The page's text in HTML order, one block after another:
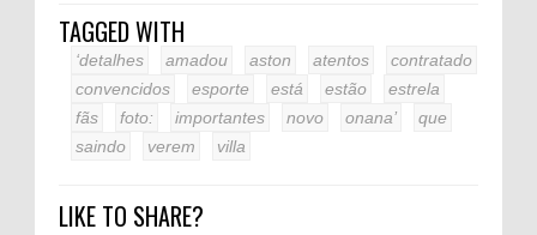
TAGGED WITH
‘detalhes amadou aston atentos
contratado
convencidos
esporte está estão
estrela
fãs
foto: importantes novo onana’
que
saindo
verem villa
LIKE TO SHARE?